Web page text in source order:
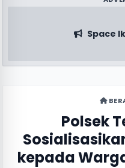
Space
Polsek
kepada